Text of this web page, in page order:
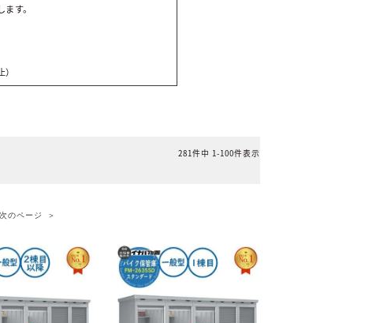
す。
281件中 1-100件表示